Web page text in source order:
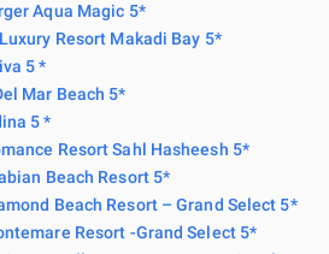
Aqua Magic 5*
Resort Makadi Bay 5*
5 *
Mar Beach 5*
5 *
Resort Sahl Hasheesh 5*
Beach Resort 5*
Beach Resort – Grand Select 5*
Resort -Grand Select 5*